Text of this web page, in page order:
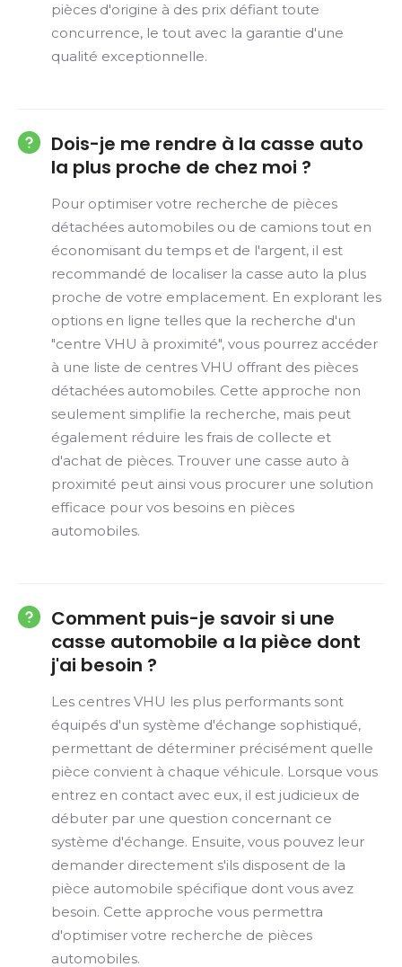
pièces d'origine à des prix défiant toute
concurrence, le tout avec la garantie d'une
qualité exceptionnelle.
Dois-je me rendre à la casse auto
la plus proche de chez moi ?
Pour optimiser votre recherche de pièces
détachées automobiles ou de camions tout en
économisant du temps et de l'argent, il est
recommandé de localiser la casse auto la plus
proche de votre emplacement. En explorant les
options en ligne telles que la recherche d'un
"centre VHU à proximité", vous pourrez accéder
à une liste de centres VHU offrant des pièces
détachées automobiles. Cette approche non
seulement simplifie la recherche, mais peut
également réduire les frais de collecte et
d'achat de pièces. Trouver une casse auto à
proximité peut ainsi vous procurer une solution
efficace pour vos besoins en pièces
automobiles.
Comment puis-je savoir si une
casse automobile a la pièce dont
j'ai besoin ?
Les centres VHU les plus performants sont
équipés d'un système d'échange sophistiqué,
permettant de déterminer précisément quelle
pièce convient à chaque véhicule. Lorsque vous
entrez en contact avec eux, il est judicieux de
débuter par une question concernant ce
système d'échange. Ensuite, vous pouvez leur
demander directement s'ils disposent de la
pièce automobile spécifique dont vous avez
besoin. Cette approche vous permettra
d'optimiser votre recherche de pièces
automobiles.